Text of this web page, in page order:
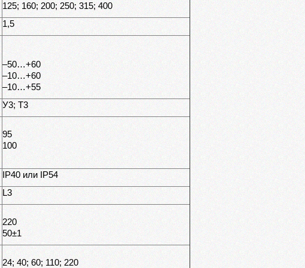
125; 160; 200; 250; 315; 400
1,5
–50…+60
–10…+60
–10…+55
У3; Т3
95
100
IP40 или IP54
L3
220
50±1
24; 40; 60; 110; 220